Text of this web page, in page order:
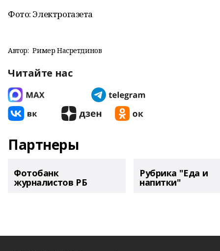
Фото: Электрогазета
Автор: Ример Насретдинов
Читайте нас
Партнеры
Фотобанк
журналистов РБ
Рубрика "Еда и
напитки"